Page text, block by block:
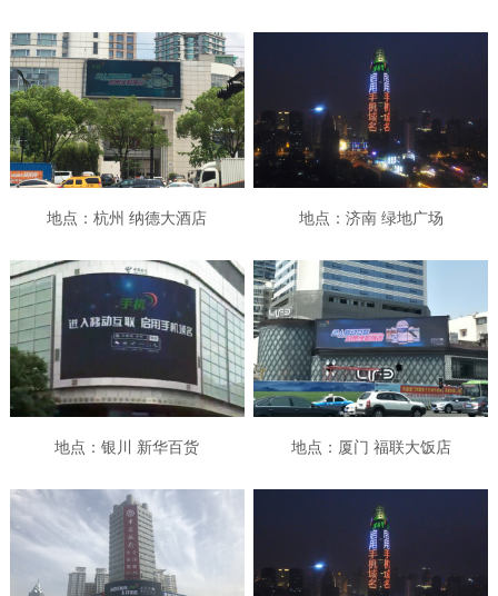
地点：杭州 纳德大酒店 地点：济南 绿地广场
地点：银川 新华百货 地点：厦门 福联大饭店